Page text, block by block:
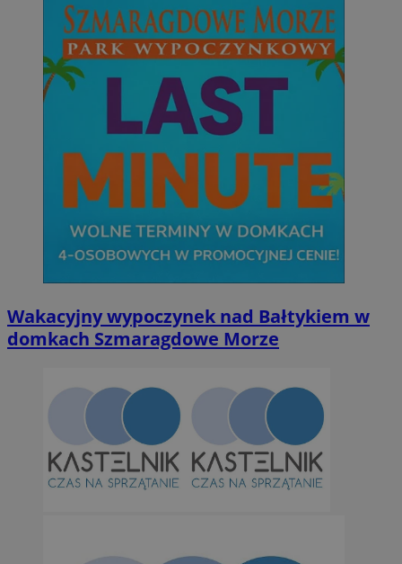
Wakacyjny wypoczynek nad Bałtykiem w
domkach Szmaragdowe Morze